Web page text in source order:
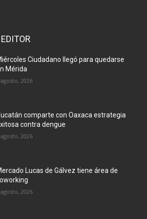
Ciudadano llegó para quedarse
Mérida
2026
comparte con Oaxaca estrategia
contra dengue
2026
Lucas de Gálvez tiene área de
2026